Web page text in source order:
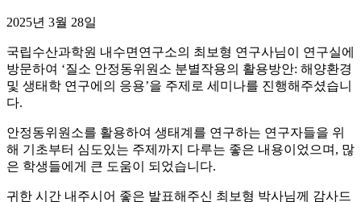
2025년 3월 28일
국립수산과학원 내수면연구소의 최보형 연구사님이 연구실에
방문하여 ‘질소 안정동위원소 분별작용의 활용방안: 해양환경
및 생태학 연구에의 응용’을 주제로 세미나를 진행해주셨습니
다.
안정동위원소를 활용하여 생태계를 연구하는 연구자들을 위
해 기초부터 심도있는 주제까지 다루는 좋은 내용이었으며, 많
은 학생들에게 큰 도움이 되었습니다.
귀한 시간 내주시어 좋은 발표해주신 최보형 박사님께 감사드